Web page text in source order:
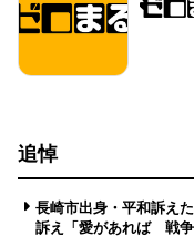
追悼
長崎市出身・平和訴え
訴え「愛があれば 戦争